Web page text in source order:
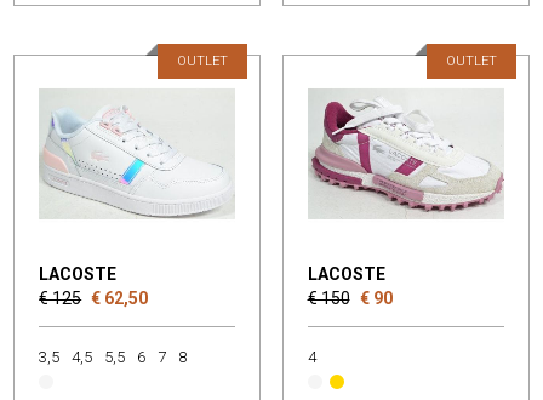
LACOSTE
€ 125 € 62,50
OUTLET
3,5 4,5 5,5 6 7 8
LACOSTE
€ 150 € 90
OUTLET
4